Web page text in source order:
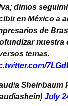
dimos
en México a
de
nuestra
temas.
Sheinbaum
July